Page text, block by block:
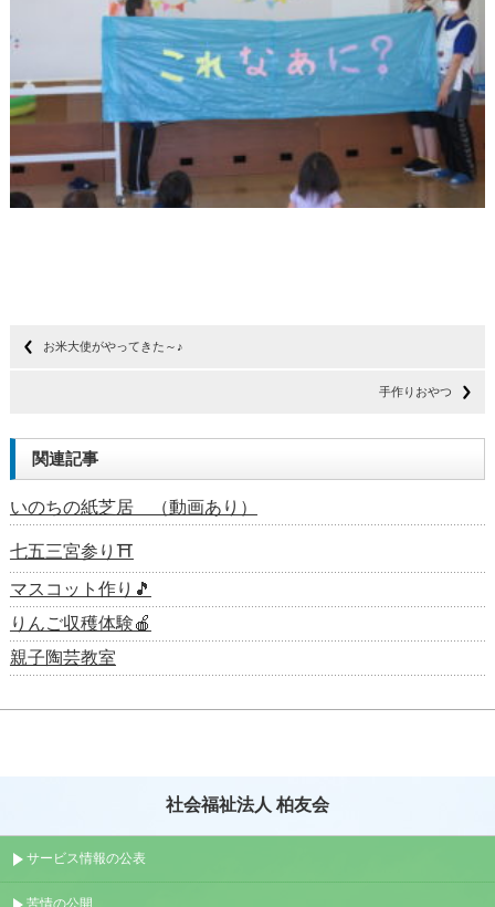
お米大使がやってきた～♪
手作りおやつ
関連記事
いのちの紙芝居 （動画あり）
七五三宮参り⛩
マスコット作り🎵
りんご収穫体験🍎
親子陶芸教室
社会福祉法人 柏友会
サービス情報の公表